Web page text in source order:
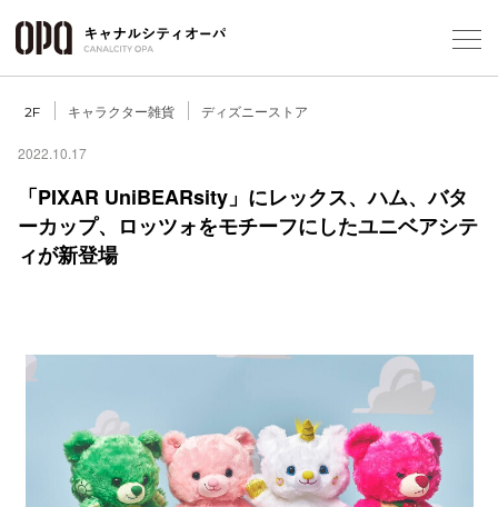
2F キャラクター雑貨 ディズニーストア
2022.10.17
「PIXAR UniBEARsity」にレックス、ハム、バタ
ーカップ、ロッツォをモチーフにしたユニベアシテ
ィが新登場
フロア
アクセ
スタッ